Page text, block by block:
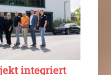
integriert